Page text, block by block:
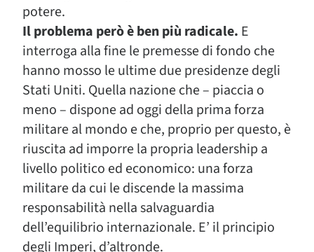
potere.
Il problema però è ben più radicale. E
interroga alla fine le premesse di fondo che
hanno mosso le ultime due presidenze degli
Stati Uniti. Quella nazione che – piaccia o
meno – dispone ad oggi della prima forza
militare al mondo e che, proprio per questo, è
riuscita ad imporre la propria leadership a
livello politico ed economico: una forza
militare da cui le discende la massima
responsabilità nella salvaguardia
dell’equilibrio internazionale. E’ il principio
degli Imperi, d’altronde.